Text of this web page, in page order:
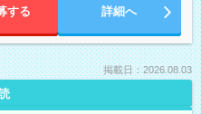
する 詳細へ
掲載日：2026.08.03